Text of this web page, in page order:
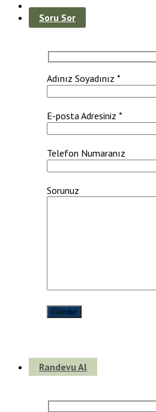
Soru Sor
Adınız Soyadınız *
E-posta Adresiniz *
Telefon Numaranız
Sorunuz
Randevu Al